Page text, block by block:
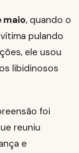
maio, quando o
pulando
ele usou
libidinosos
foi
reuniu
e